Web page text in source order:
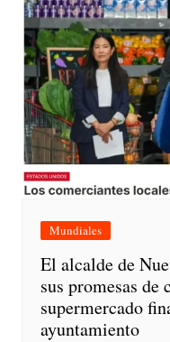
Mundiales
El alcalde de
sus promesas de
supermercado
ayuntamiento